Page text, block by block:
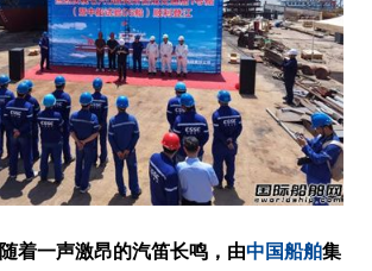
随着一声激昂的汽笛长鸣，由中国船舶集